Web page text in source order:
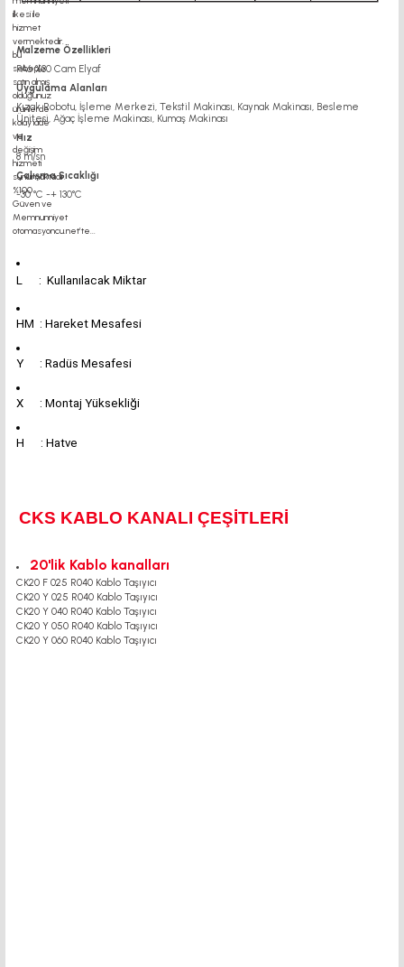
Malzeme Özellikleri
PA6 %30 Cam Elyaf
Uygulama Alanları
Kızak Robotu, İşleme Merkezi, Tekstil Makinası, Kaynak Makinası, Besleme
Ünitesi, Ağaç İşleme Makinası, Kumaş Makinası
Hız
8 m/sn
Çalışma Sıcaklığı
-30 °C -+ 130°C
L : Kullanılacak Miktar
HM : Hareket Mesafesi
Y : Radüs Mesafesi
X : Montaj Yüksekliği
H : Hatve
CKS KABLO KANALI ÇEŞİTLERİ
20'lik Kablo kanalları
CK20 F 025 R040 Kablo Taşıyıcı
CK20 Y 025 R040 Kablo Taşıyıcı
CK20 Y 040 R040 Kablo Taşıyıcı
CK20 Y 050 R040 Kablo Taşıyıcı
CK20 Y 060 R040 Kablo Taşıyıcı